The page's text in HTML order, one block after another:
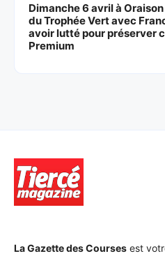
Dimanche 6 avril à
du Trophée Vert avec
avoir lutté pour préserver
Premium
La Gazette des Courses est